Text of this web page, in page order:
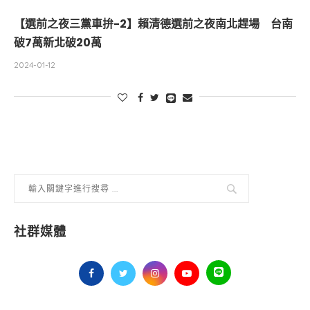
【選前之夜三黨車拚-2】賴清德選前之夜南北趕場 台南
破7萬新北破20萬
2024-01-12
社群媒體